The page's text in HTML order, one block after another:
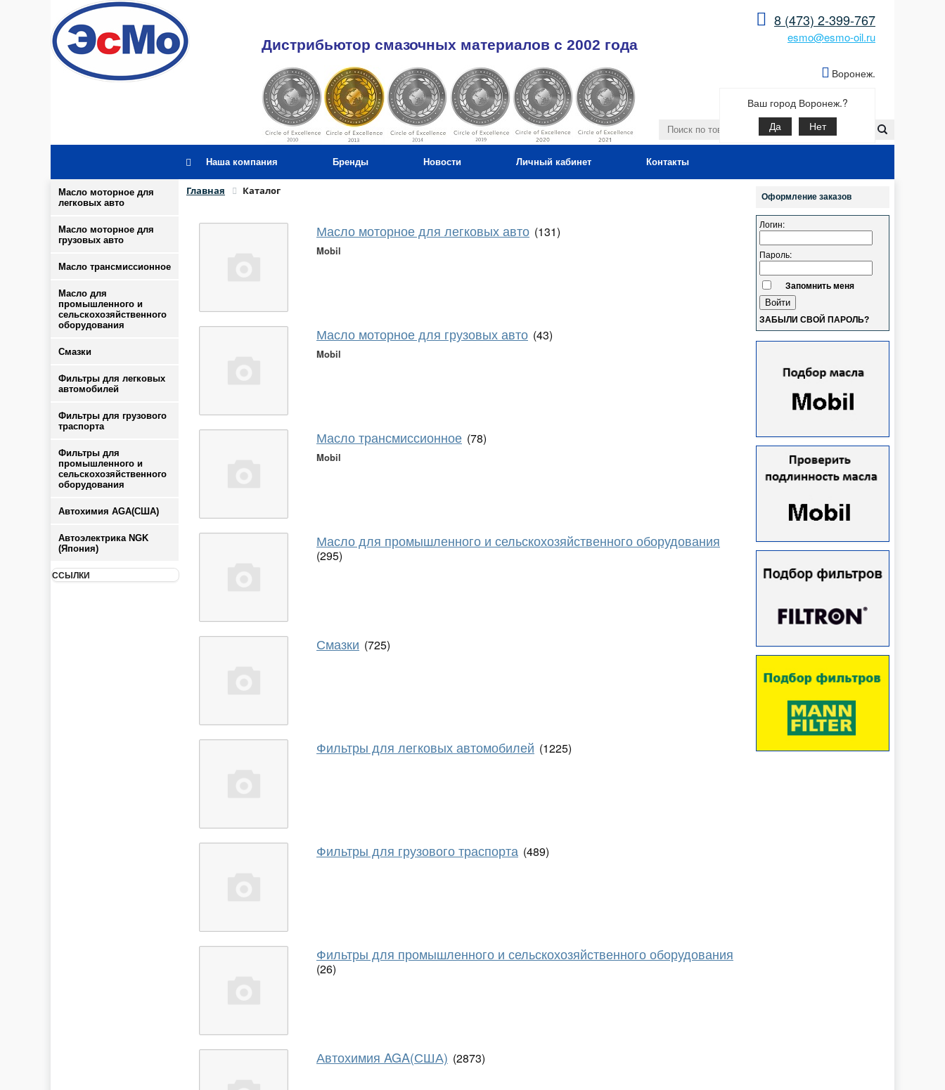
8 (473) 2-399-767
esmo@esmo-oil.ru
Дистрибьютор смазочных материалов c 2002 года
Воронеж.
Ваш город Воронеж.?
Да Нет
Наша компания Бренды Новости Личный кабинет Контакты
Масло моторное для
легковых авто
Масло моторное для
грузовых авто
Масло трансмиссионное
Масло для
промышленного и
сельскохозяйственного
оборудования
Смазки
Фильтры для легковых
автомобилей
Фильтры для грузового
траспорта
Фильтры для
промышленного и
сельскохозяйственного
оборудования
Автохимия AGA(США)
Автоэлектрика NGK
(Япония)
ССЫЛКИ
Главная Каталог
Масло моторное для легковых авто (131)
Mobil
Масло моторное для грузовых авто (43)
Mobil
Масло трансмиссионное (78)
Mobil
Масло для промышленного и сельскохозяйственного оборудования
(295)
Смазки (725)
Фильтры для легковых автомобилей (1225)
Фильтры для грузового траспорта (489)
Фильтры для промышленного и сельскохозяйственного оборудования
(26)
Автохимия AGA(США) (2873)
Оформление заказов
Логин:
Пароль:
Запомнить меня
ЗАБЫЛИ СВОЙ ПАРОЛЬ?